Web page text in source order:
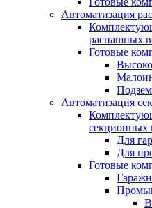
Автоматизация
распашных
Готовые
Автоматизация
секционных
Для
Для
Готовые